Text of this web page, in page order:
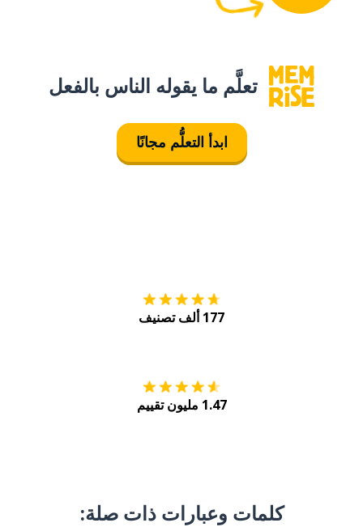
تعلَّم ما يقوله الناس بالفعل
ابدأ التعلُّم مجانًا
177 ألف تصنيف
1.47 مليون تقييم
كلمات وعبارات ذات صلة: